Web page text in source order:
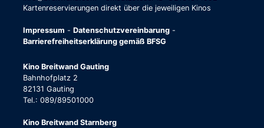
Kartenreservierungen direkt über die jeweiligen Kinos
Impressum - Datenschutzvereinbarung -
Barrierefreiheitserklärung gemäß BFSG
Kino Breitwand Gauting
Bahnhofplatz 2
82131 Gauting
Tel.: 089/89501000
Kino Breitwand Starnberg